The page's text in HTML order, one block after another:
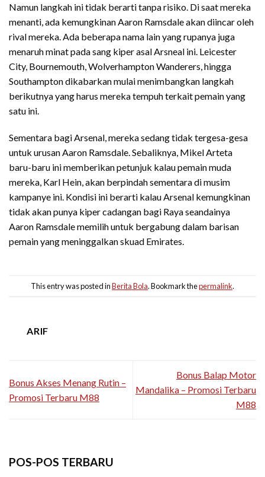
Namun langkah ini tidak berarti tanpa risiko. Di saat mereka
menanti, ada kemungkinan Aaron Ramsdale akan diincar oleh
rival mereka. Ada beberapa nama lain yang rupanya juga
menaruh minat pada sang kiper asal Arsneal ini. Leicester
City, Bournemouth, Wolverhampton Wanderers, hingga
Southampton dikabarkan mulai menimbangkan langkah
berikutnya yang harus mereka tempuh terkait pemain yang
satu ini.
Sementara bagi Arsenal, mereka sedang tidak tergesa-gesa
untuk urusan Aaron Ramsdale. Sebaliknya, Mikel Arteta
baru-baru ini memberikan petunjuk kalau pemain muda
mereka, Karl Hein, akan berpindah sementara di musim
kampanye ini. Kondisi ini berarti kalau Arsenal kemungkinan
tidak akan punya kiper cadangan bagi Raya seandainya
Aaron Ramsdale memilih untuk bergabung dalam barisan
pemain yang meninggalkan skuad Emirates.
This entry was posted inBerita Bola. Bookmark thepermalink.
ARIF
Bonus Akses Menang Rutin –
Promosi Terbaru M88
Bonus Balap Motor
Mandalika – Promosi Terbaru
M88
POS-POS TERBARU